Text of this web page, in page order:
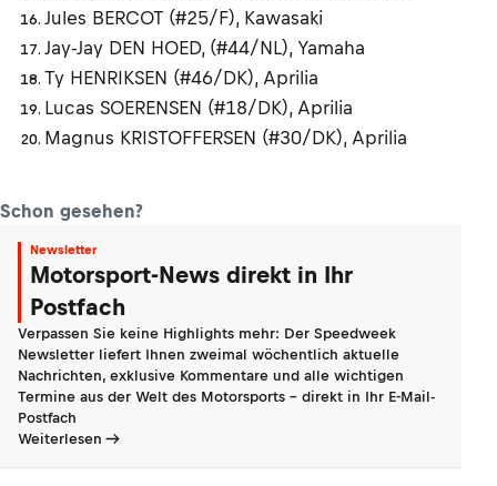
Jules BERCOT (#25/F), Kawasaki
Jay-Jay DEN HOED, (#44/NL), Yamaha
Ty HENRIKSEN (#46/DK), Aprilia
Lucas SOERENSEN (#18/DK), Aprilia
Magnus KRISTOFFERSEN (#30/DK), Aprilia
Schon gesehen?
Newsletter
Motorsport-News direkt in Ihr
Postfach
Verpassen Sie keine Highlights mehr: Der Speedweek
Newsletter liefert Ihnen zweimal wöchentlich aktuelle
Nachrichten, exklusive Kommentare und alle wichtigen
Termine aus der Welt des Motorsports - direkt in Ihr E-Mail-
Postfach
Weiterlesen